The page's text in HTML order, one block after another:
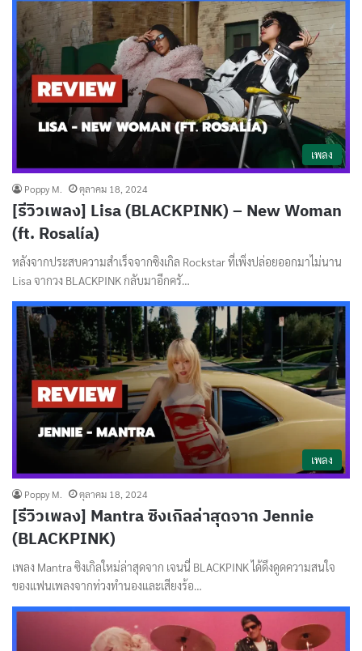
เพลง
Poppy M. ตุลาคม 18, 2024
[รีวิวเพลง] Lisa (BLACKPINK) – New Woman
(ft. Rosalía)
หลังจากประสบความสำเร็จจากซิงเกิล Rockstar ที่เพิ่งปล่อยออกมาไม่นาน
Lisa จากวง BLACKPINK กลับมาอีกครั…
เพลง
Poppy M. ตุลาคม 18, 2024
[รีวิวเพลง] Mantra ซิงเกิลล่าสุดจาก Jennie
(BLACKPINK)
เพลง Mantra ซิงเกิลใหม่ล่าสุดจาก เจนนี่ BLACKPINK ได้ดึงดูดความสนใจ
ของแฟนเพลงจากท่วงทำนองและเสียงร้อ…